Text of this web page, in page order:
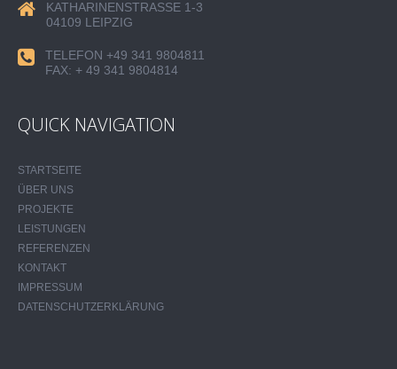
KATHARINENSTRASSE 1-3
04109 LEIPZIG
TELEFON +49 341 9804811
FAX: + 49 341 9804814
QUICK NAVIGATION
STARTSEITE
ÜBER UNS
PROJEKTE
LEISTUNGEN
REFERENZEN
KONTAKT
IMPRESSUM
DATENSCHUTZERKLÄRUNG